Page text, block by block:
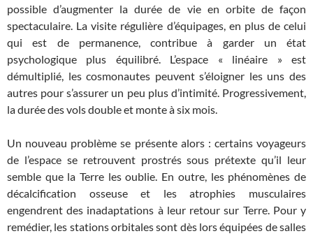
possible d’augmenter la durée de vie en orbite de façon
spectaculaire. La visite régulière d’équipages, en plus de celui
qui est de permanence, contribue à garder un état
psychologique plus équilibré. L’espace « linéaire » est
démultiplié, les cosmonautes peuvent s’éloigner les uns des
autres pour s’assurer un peu plus d’intimité. Progressivement,
la durée des vols double et monte à six mois.
Un nouveau problème se présente alors : certains voyageurs
de l’espace se retrouvent prostrés sous prétexte qu’il leur
semble que la Terre les oublie. En outre, les phénomènes de
décalcification osseuse et les atrophies musculaires
engendrent des inadaptations à leur retour sur Terre. Pour y
remédier, les stations orbitales sont dès lors équipées de salles